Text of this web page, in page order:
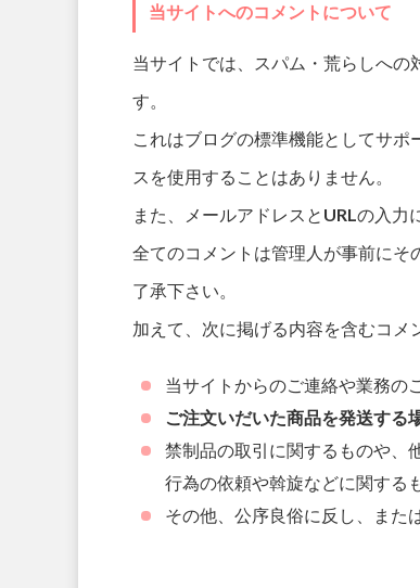
当サイトへのコメントについて
当サイトでは、スパム・荒らしへの
す。
これはブログの標準機能としてサ
スを使用することはありません。
また、メールアドレスとURLの入力
全てのコメントは管理人が事前に
了承下さい。
加えて、次に掲げる内容を含むコメ
当サイトからのご連絡や業務の
ご注文いだいた商品を発送する
禁制品の取引に関するものや、
行為の依頼や斡旋などに関する
その他、公序良俗に反し、また